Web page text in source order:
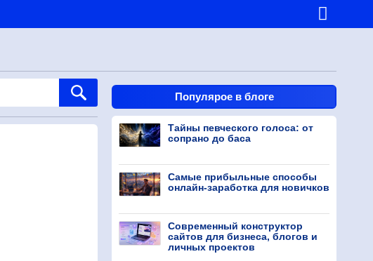
Популярое в блоге
Тайны певческого голоса: от
сопрано до баса
Самые прибыльные способы
онлайн-заработка для новичков
Современный конструктор
сайтов для бизнеса, блогов и
личных проектов